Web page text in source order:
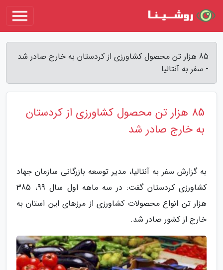
85 هزار تن محصول کشاورزی از کردستان به خارج صادر شد
- سفر به آنتالیا
85 هزار تن محصول کشاورزی از کردستان
به خارج صادر شد
به گزارش سفر به آنتالیا، مدیر توسعه بازرگانی سازمان جهاد
کشاورزی کردستان گفت: در سه ماهه اول سال 99، 385
هزار تن انواع محصولات کشاورزی از مرزهای این استان به
خارج از کشور صادر شد.